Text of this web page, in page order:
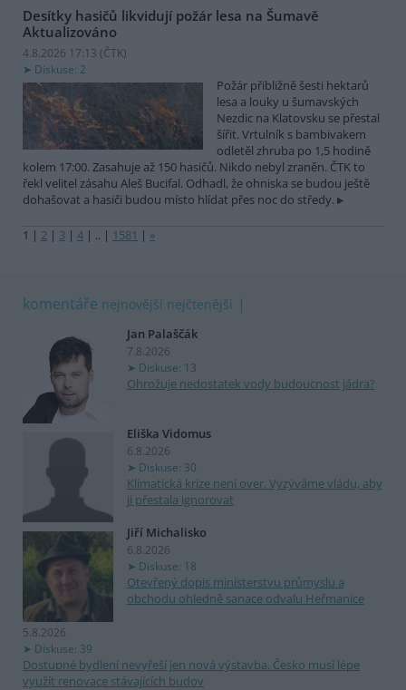
Desítky hasičů likvidují požár lesa na Šumavě
Aktualizováno
4.8.2026 17:13 (ČTK)
Diskuse: 2
Požár přibližně šesti hektarů
lesa a louky u šumavských
Nezdic na Klatovsku se přestal
šířit. Vrtulník s bambivakem
odletěl zhruba po 1,5 hodině
kolem 17:00. Zasahuje až 150 hasičů. Nikdo nebyl zraněn. ČTK to
řekl velitel zásahu Aleš Bucifal. Odhadl, že ohniska se budou ještě
dohašovat a hasiči budou místo hlídat přes noc do středy.
1 | 2 | 3 | 4 | .. | 1581 | »
komentáře nejnovější nejčtenější
Jan Palaščák
7.8.2026
Diskuse: 13
Ohrožuje nedostatek vody budoucnost jádra?
Eliška Vidomus
6.8.2026
Diskuse: 30
Klimatická krize není over. Vyzýváme vládu, aby
ji přestala ignorovat
Jiří Michalisko
6.8.2026
Diskuse: 18
Otevřený dopis ministerstvu průmyslu a
obchodu ohledně sanace odvalu Heřmanice
5.8.2026
Diskuse: 39
Dostupné bydlení nevyřeší jen nová výstavba. Česko musí lépe
využít renovace stávajících budov